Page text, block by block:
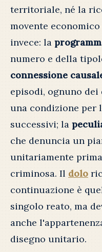
territoriale, né la
movente
invece: la
numero e della
connessione
episodi, ognuno
una condizione per
successivi; la
che denuncia un
unitariamente
criminosa. Il dolo
continuazione è
singolo reato, ma
anche
disegno unitario.